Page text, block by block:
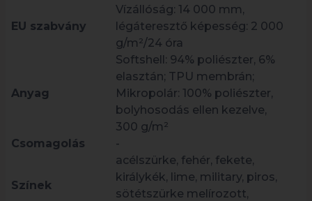
EU szabvány
Vízállóság: 14 000 mm,
légáteresztő képesség: 2 000
g/m²/24 óra
Anyag
Softshell: 94% poliészter, 6%
elasztán; TPU membrán;
Mikropolár: 100% poliészter,
bolyhosodás ellen kezelve,
300 g/m²
Csomagolás
-
Színek
acélszürke, fehér, fekete,
királykék, lime, military, piros,
sötétszürke melírozott,